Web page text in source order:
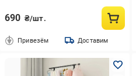
690 ₴/шт.
Привезём Доставим